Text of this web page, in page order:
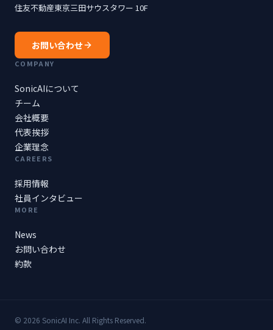
住友不動産東京三田サウスタワー 10F
お問い合わせ
COMPANY
SonicAIについて
チーム
会社概要
代表挨拶
企業理念
CAREERS
採用情報
社員インタビュー
MORE
News
お問い合わせ
約款
© 2026 SonicAI Inc. All Rights Reserved.